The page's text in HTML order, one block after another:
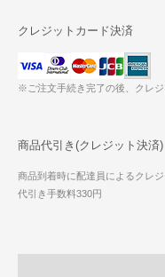
クレジットカード決済
※ご注文手続き完了の後、クレ
商品代引き(クレジット決済)
商品到着時に配達員によるクレ
代引き手数料330円